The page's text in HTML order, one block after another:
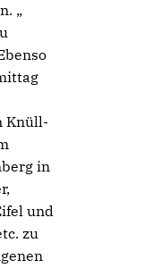
Knüll-
in
und
zu